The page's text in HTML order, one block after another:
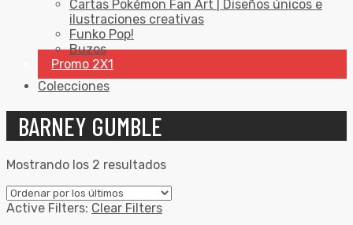
Cartas Pokémon Fan Art | Diseños únicos e
ilustraciones creativas
Funko Pop!
Buzos
Promo 2X1
Colecciones
BARNEY GUMBLE
Mostrando los 2 resultados
Active Filters: Clear Filters